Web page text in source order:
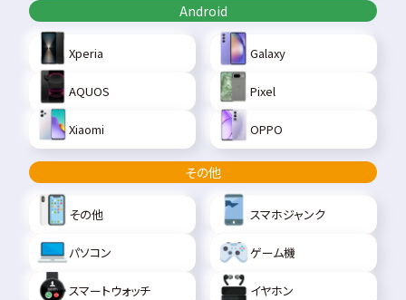
Android
Xperia Galaxy
AQUOS Pixel
Xiaomi OPPO
その他
その他 スマホジャンク
パソコン ゲーム機
スマートウォッチ イヤホン